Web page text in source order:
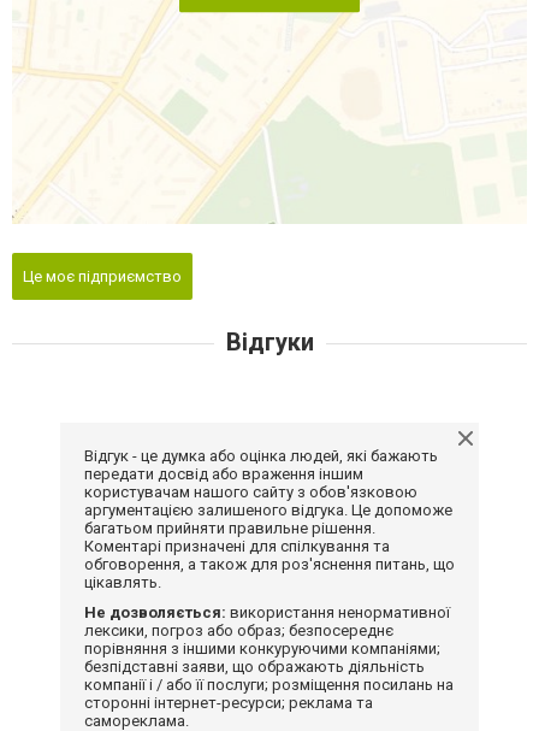
Це моє підприємство
Відгуки
Відгук - це думка або оцінка людей, які бажають
передати досвід або враження іншим
користувачам нашого сайту з обов'язковою
аргументацією залишеного відгука. Це допоможе
багатьом прийняти правильне рішення.
Коментарі призначені для спілкування та
обговорення, а також для роз'яснення питань, що
цікавлять.
Не дозволяється: використання ненормативної
лексики, погроз або образ; безпосереднє
порівняння з іншими конкуруючими компаніями;
безпідставні заяви, що ображають діяльність
компанії і / або її послуги; розміщення посилань на
сторонні інтернет-ресурси; реклама та
самореклама.